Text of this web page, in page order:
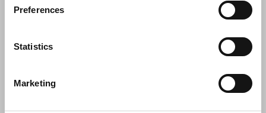
Preferences
Statistics
Marketing